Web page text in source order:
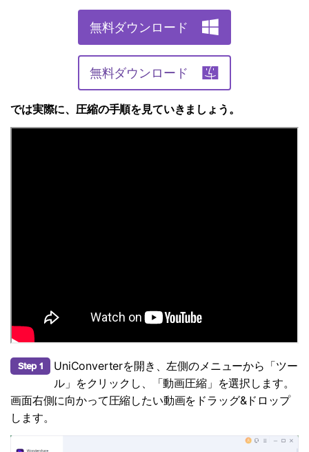
無料ダウンロード
無料ダウンロード
では実際に、圧縮の手順を見ていきましょう。
Step 1
UniConverterを開き、左側のメニューから「ツー
ル」をクリックし、「動画圧縮」を選択します。
画面右側に向かって圧縮したい動画をドラッグ&ドロップ
します。